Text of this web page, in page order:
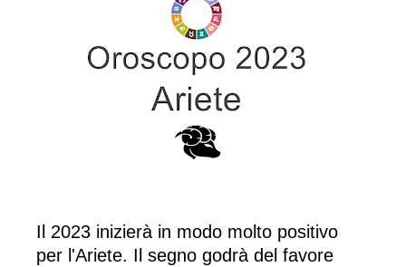
Il 2023 inizierà in modo molto positivo
per l'Ariete. Il segno godrà del favore